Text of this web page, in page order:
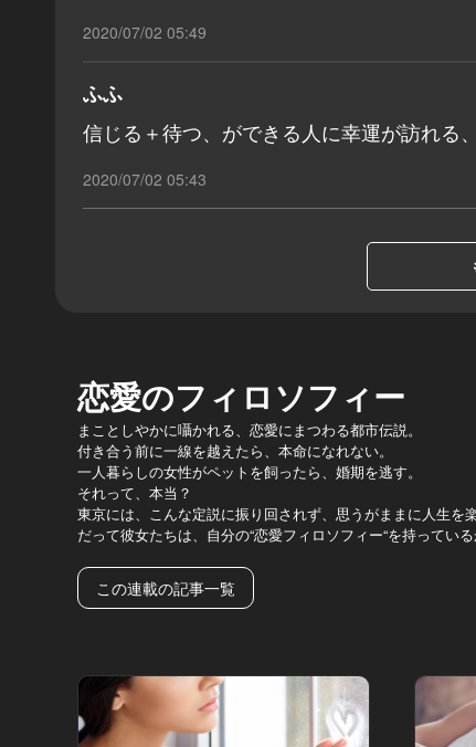
2020/07/02 05:49
ふふ
信じる＋待つ、ができる人に幸運が訪れる
2020/07/02 05:43
恋愛のフィロソフィー
まことしやかに囁かれる、恋愛にまつわる都市伝説。
付き合う前に一線を越えたら、本命になれない。
一人暮らしの女性がペットを飼ったら、婚期を逃す。
それって、本当？
東京には、こんな定説に振り回されず、思うがままに人生を
だって彼女たちは、自分の“恋愛フィロソフィー“を持っている
この連載の記事一覧